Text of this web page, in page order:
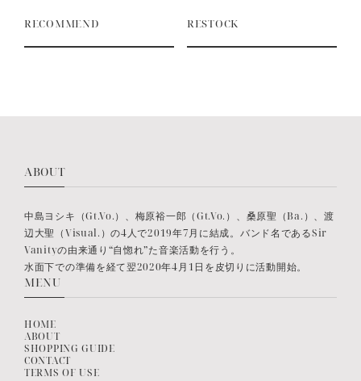
RECOMMEND RESTOCK
ABOUT
中島ヨシキ（Gt.Vo.）、梅原裕一郎（Gt.Vo.）、桑原聖（Ba.）、渡
辺大聖（Visual.）の4人で2019年7月に結成。バンド名であるSir
Vanityの由来通り“自惚れ”た音楽活動を行う。
水面下での準備を経て翌2020年4月1日を皮切りに活動開始。
MENU
HOME
ABOUT
SHOPPING GUIDE
CONTACT
TERMS OF USE